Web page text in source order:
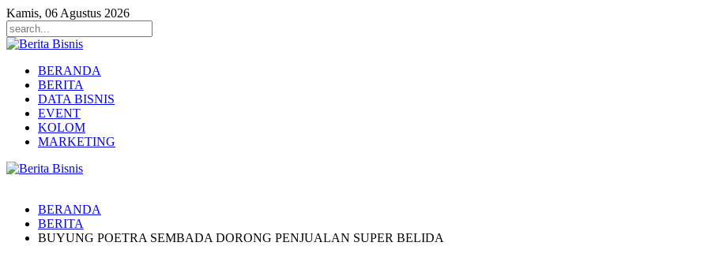
Kamis, 06 Agustus 2026
BERANDA
BERITA
DATA BISNIS
EVENT
KOLOM
MARKETING
BERANDA
BERITA
BUYUNG POETRA SEMBADA DORONG PENJUALAN SUPER BELIDA